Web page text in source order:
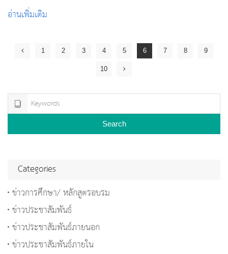
อ่านเพิ่มเติม
1 2 3 4 5 6 7 8 9
10
Search
Categories
ข่าวการศึกษา/ หลักสูตรอบรม
ข่าวประชาสัมพันธ์
ข่าวประชาสัมพันธ์ภายนอก
ข่าวประชาสัมพันธ์ภายใน